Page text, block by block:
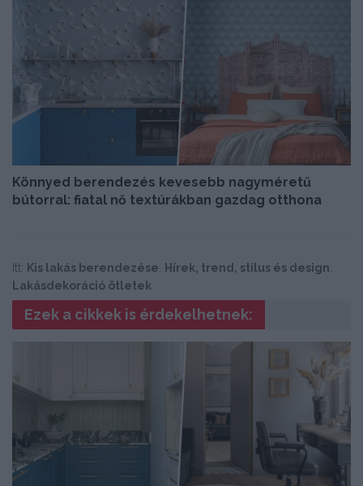
Könnyed berendezés kevesebb nagyméretű
bútorral: fiatal nő textúrákban gazdag otthona
Itt: Kis lakás berendezése, Hírek, trend, stílus és design,
Lakásdekoráció ötletek
Ezek a cikkek is érdekelhetnek: